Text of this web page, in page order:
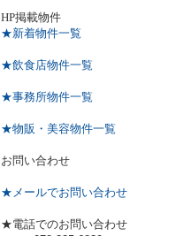
HP掲載物件
★新着物件一覧
★飲食店物件一覧
★事務所物件一覧
★物販・美容物件一覧
お問い合わせ
★メールでお問い合わせ
★電話でのお問い合わせ